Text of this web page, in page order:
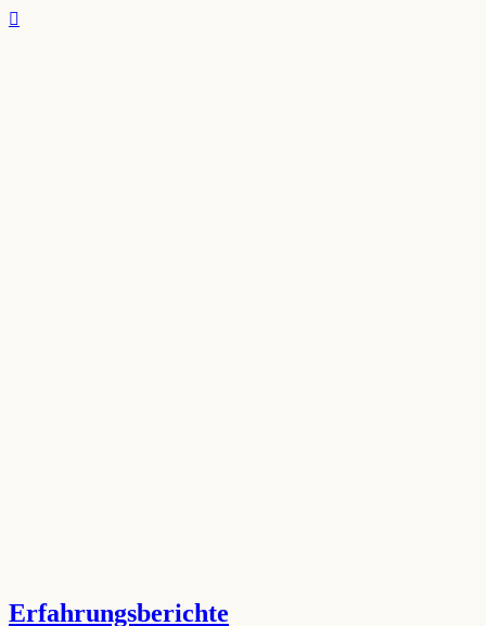
Erfahrungsberichte